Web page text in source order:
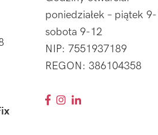
poniedziałek – piątek
sobota 9-12
NIP: 7551937189
REGON: 386104358